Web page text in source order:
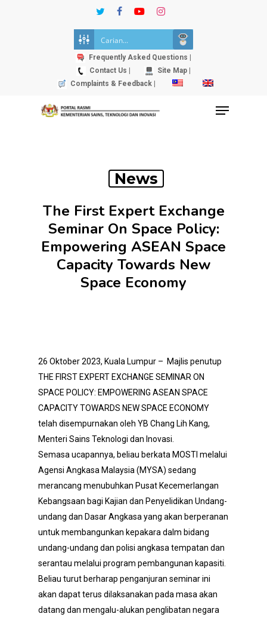
twitterfacebookyoutubeinstagram
Frequently Asked Questions |
Contact Us |
Site Map |
Complaints & Feedback |
Menu
News
The First Expert Exchange
Seminar On Space Policy:
Empowering ASEAN Space
Capacity Towards New
Space Economy
26 Oktober 2023, Kuala Lumpur – Majlis penutup
THE FIRST EXPERT EXCHANGE SEMINAR ON
SPACE POLICY: EMPOWERING ASEAN SPACE
CAPACITY TOWARDS NEW SPACE ECONOMY
telah disempurnakan oleh YB Chang Lih Kang,
Menteri Sains Teknologi dan Inovasi.
Semasa ucapannya, beliau berkata MOSTI melalui
Agensi Angkasa Malaysia (MYSA) sedang
merancang menubuhkan Pusat Kecemerlangan
Kebangsaan bagi Kajian dan Penyelidikan Undang-
undang dan Dasar Angkasa yang akan berperanan
untuk membangunkan kepakara dalm bidang
undang-undang dan polisi angkasa tempatan dan
serantau melalui program pembangunan kapasiti.
Beliau turut berharap penganjuran seminar ini
akan dapat terus dilaksanakan pada masa akan
datang dan mengalu-alukan penglibatan negara